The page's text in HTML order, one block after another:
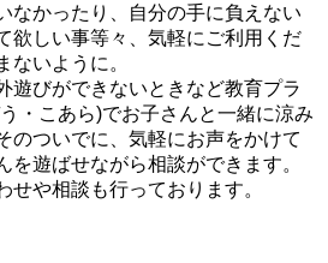
なかったり、自分の手に負えない
欲しい事等々、気軽にご利用くだ
ないように。
遊びができないときなど教育プラ
・こあら)でお子さんと一緒に涼み
のついでに、気軽にお声をかけて
を遊ばせながら相談ができます。
せや相談も行っております。